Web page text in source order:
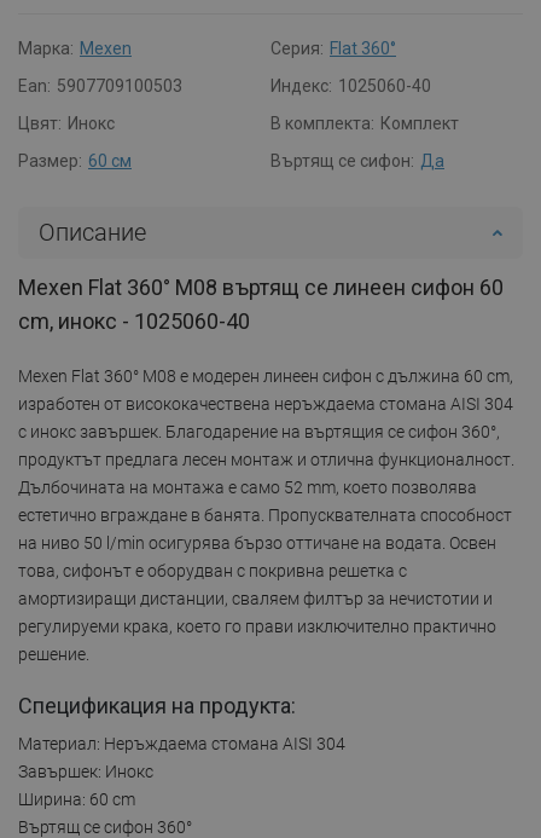
Марка: Mexen Серия: Flat 360°
Ean: 5907709100503 Индекс: 1025060-40
Цвят: Инокс В комплекта: Комплект
Размер: 60 см Въртящ се сифон: Да
Описание
Mexen Flat 360° M08 въртящ се линеен сифон 60
cm, инокс - 1025060-40
Mexen Flat 360° M08 е модерен линеен сифон с дължина 60 cm,
изработен от висококачествена неръждаема стомана AISI 304
с инокс завършек. Благодарение на въртящия се сифон 360°,
продуктът предлага лесен монтаж и отлична функционалност.
Дълбочината на монтажа е само 52 mm, което позволява
естетично вграждане в банята. Пропусквателната способност
на ниво 50 l/min осигурява бързо оттичане на водата. Освен
това, сифонът е оборудван с покривна решетка с
амортизиращи дистанции, сваляем филтър за нечистотии и
регулируеми крака, което го прави изключително практично
решение.
Спецификация на продукта:
Материал: Неръждаема стомана AISI 304
Завършек: Инокс
Ширина: 60 cm
Въртящ се сифон 360°